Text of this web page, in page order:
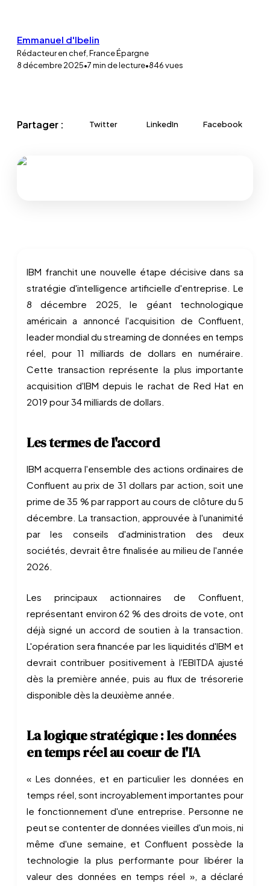
Emmanuel d'Ibelin
Rédacteur en chef, France Épargne
8 décembre 2025•7min de lecture•846vues
Partager : Twitter LinkedIn Facebook
IBM franchit une nouvelle étape décisive dans sa
stratégie d'intelligence artificielle d'entreprise. Le
8 décembre 2025, le géant technologique
américain a annoncé l'acquisition de Confluent,
leader mondial du streaming de données en temps
réel, pour 11 milliards de dollars en numéraire.
Cette transaction représente la plus importante
acquisition d'IBM depuis le rachat de Red Hat en
2019 pour 34 milliards de dollars.
Les termes de l'accord
IBM acquerra l'ensemble des actions ordinaires de
Confluent au prix de 31 dollars par action, soit une
prime de 35 % par rapport au cours de clôture du 5
décembre. La transaction, approuvée à l'unanimité
par les conseils d'administration des deux
sociétés, devrait être finalisée au milieu de l'année
2026.
Les principaux actionnaires de Confluent,
représentant environ 62 % des droits de vote, ont
déjà signé un accord de soutien à la transaction.
L'opération sera financée par les liquidités d'IBM et
devrait contribuer positivement à l'EBITDA ajusté
dès la première année, puis au flux de trésorerie
disponible dès la deuxième année.
La logique stratégique : les données
en temps réel au coeur de l'IA
« Les données, et en particulier les données en
temps réel, sont incroyablement importantes pour
le fonctionnement d'une entreprise. Personne ne
peut se contenter de données vieilles d'un mois, ni
même d'une semaine, et Confluent possède la
technologie la plus performante pour libérer la
valeur des données en temps réel », a déclaré